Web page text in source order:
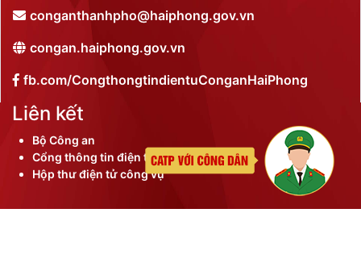
conganthanhpho@haiphong.gov.vn
congan.haiphong.gov.vn
fb.com/CongthongtindientuConganHaiPhong
Liên kết
Bộ Công an
Cổng thông tin điện tử thành phố
Hộp thư điện tử công vụ